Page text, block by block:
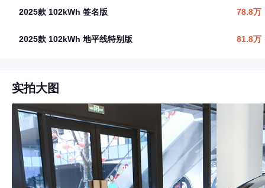
2025款 102kWh 签名版 78.8万
2025款 102kWh 地平线特别版 81.8万
实拍大图